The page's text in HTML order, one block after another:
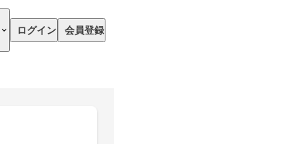
ログイン 会員登録